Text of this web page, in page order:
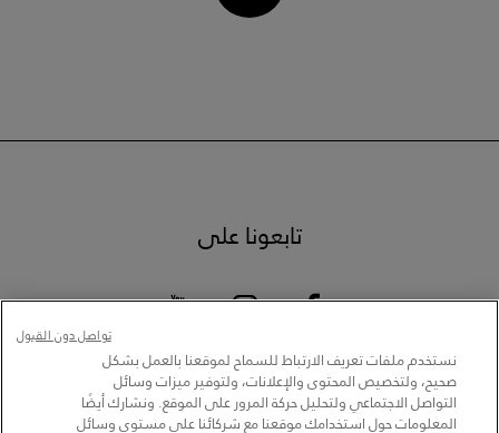
تابعونا على
سياسة الخصوصية تحديد متجر
نستخدم ملفات تعريف الارتباط للسماح لموقعنا بالعمل بشكل
صحيح، ولتخصيص المحتوى والإعلانات، ولتوفير ميزات وسائل
التواصل الاجتماعي ولتحليل حركة المرور على الموقع. ونشارك أيضًا
المعلومات حول استخدامك موقعنا مع شركائنا على مستوى وسائل
تواصل دون القبول